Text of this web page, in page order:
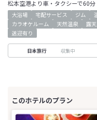
松本空港より車・タクシーで60分
大浴場 宅配サービス ジム
カラオケルーム
天然温泉 露
送迎有り
日本旅行 収集中